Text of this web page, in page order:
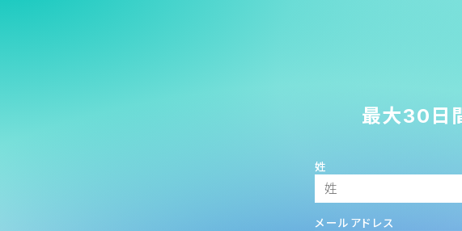
最大30日
姓
メールアドレス